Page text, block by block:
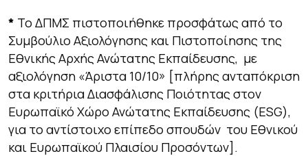
* Το ΔΠΜΣ πιστοποιήθηκε προσφάτως από το
Συμβούλιο Αξιολόγησης και Πιστοποίησης της
Εθνικής Αρχής Ανώτατης Εκπαίδευσης, με
αξιολόγηση «Άριστα 10/10» [πλήρης ανταπόκριση
στα κριτήρια Διασφάλισης Ποιότητας στον
Ευρωπαϊκό Χώρο Ανώτατης Εκπαίδευσης (ESG),
για το αντίστοιχο επίπεδο σπουδών του Εθνικού
και Ευρωπαϊκού Πλαισίου Προσόντων].